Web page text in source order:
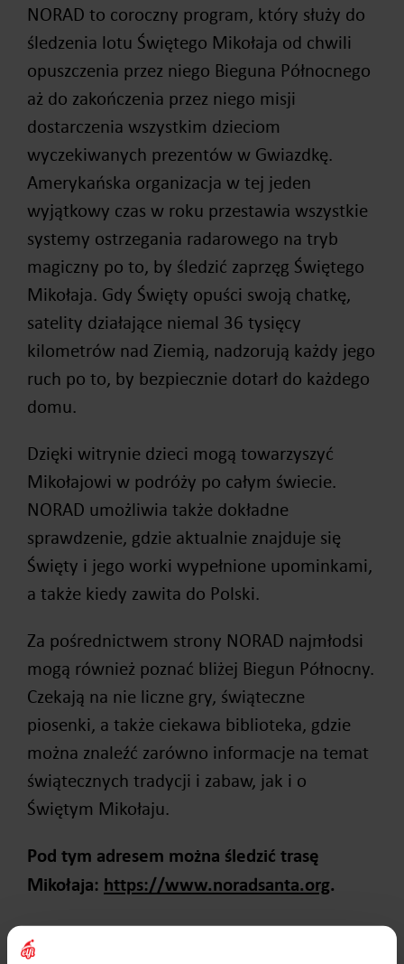
NORAD to coroczny program, który służy do
śledzenia lotu Świętego Mikołaja od chwili
opuszczenia przez niego Bieguna Północnego
aż do zakończenia przez niego misji
dostarczenia wszystkim dzieciom
wyczekiwanych prezentów w Gwiazdkę.
Amerykańska organizacja w tej jeden
wyjątkowy czas w roku przestawia wszystkie
systemy ostrzegania radarowego na tryb
magiczny po to, by śledzić zaprzęg Świętego
Mikołaja. Gdy Święty opuści swoją chatkę,
satelity działające niemal 36 tysięcy
kilometrów nad Ziemią, nadzorują każdy jego
ruch po to, by bezpiecznie dotarł do każdego
domu.
Dzięki witrynie dzieci mogą towarzyszyć
Mikołajowi w podróży po całym świecie.
NORAD umożliwia także dokładne
sprawdzenie, gdzie aktualnie znajduje się
Święty i jego worki wypełnione upominkami,
a także kiedy zawita do Polski.
Za pośrednictwem strony NORAD najmłodsi
mogą również poznać bliżej Biegun Północny.
Czekają na nie liczne gry, świąteczne
piosenki, a także ciekawa biblioteka, gdzie
można znaleźć zarówno informacje na temat
świątecznych tradycji i zabaw, jak i o
Świętym Mikołaju.
Pod tym adresem można śledzić trasę
Mikołaja: https://www.noradsanta.org.
Google Santa Tracker